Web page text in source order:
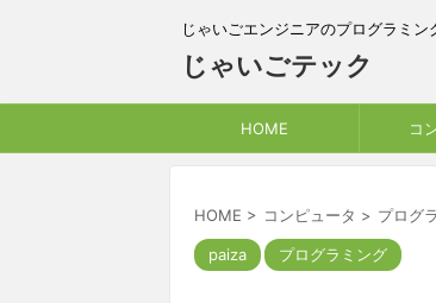
じゃいごエンジニアのプログラミン
じゃいごテック
HOME コ
HOME > コンピュータ > プログ
paiza プログラミング